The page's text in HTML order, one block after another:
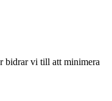
bidrar vi till att minimera